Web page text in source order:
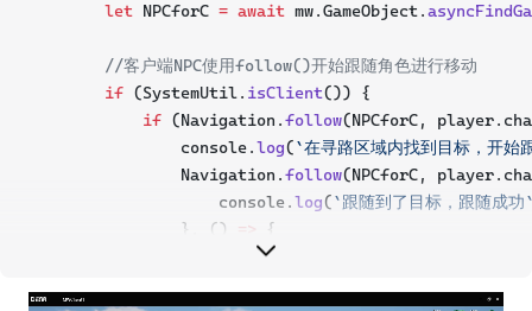
let NPCforC = await mw.GameObject.
//客户端NPC使用follow()开始跟随角色进行移动
if (SystemUtil. isClient()) {
if (Navigation.follow(NPCforC,
                console.
log(`在寻路区域内找到目标，开始
                Navigation.
follow(NPCforC,
                    console.
log(`跟随到了目标，跟随成功
                }, ()
=>
{
                    console.